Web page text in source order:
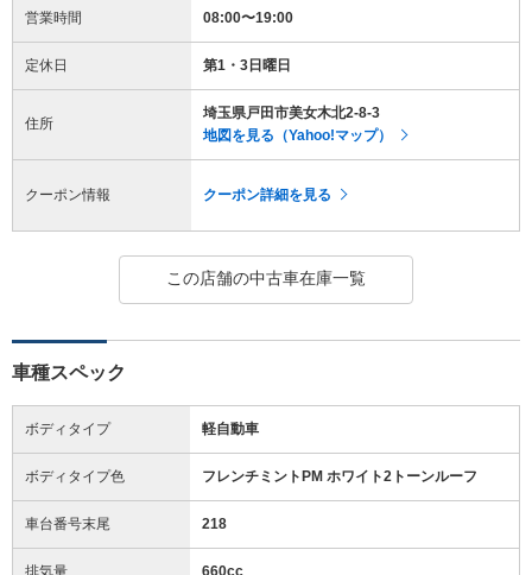
営業時間 08:00〜19:00
定休日 第1・3日曜日
住所
埼玉県戸田市美女木北2-8-3
地図を見る（Yahoo!マップ）
クーポン情報 クーポン詳細を見る
この店舗の中古車在庫一覧
車種スペック
ボディタイプ 軽自動車
ボディタイプ色 フレンチミントPM ホワイト2トーンルーフ
車台番号末尾 218
排気量 660cc